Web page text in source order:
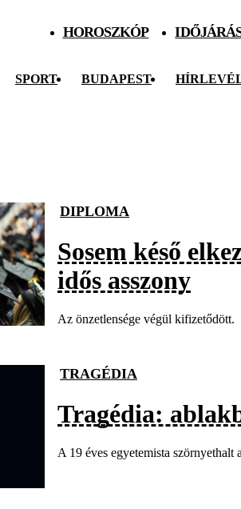
HOROSZKÓP
SPORT BUDAPEST
DIPLOMA
Sosem késő
idős asszony
Az önzetlensége végül kifizetődött.
TRAGÉDIA
Tragédia:
A 19 éves egyetemista szörnyethalt